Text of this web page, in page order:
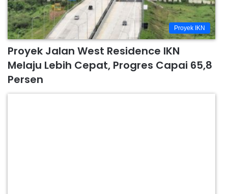
Proyek IKN
Proyek Jalan West Residence IKN
Melaju Lebih Cepat, Progres Capai 65,8
Persen